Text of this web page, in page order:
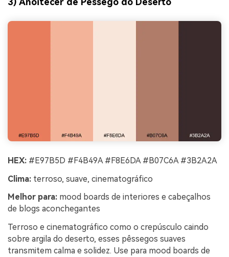
HEX: #E97B5D #F4B49A #F8E6DA #B07C6A #3B2A2A
Clima: terroso, suave, cinematográfico
Melhor para: mood boards de interiores e cabeçalhos
de blogs aconchegantes
Terroso e cinematográfico como o crepúsculo caindo
sobre argila do deserto, esses pêssegos suaves
transmitem calma e solidez. Use para mood boards de